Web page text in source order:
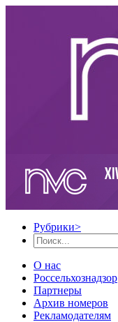
Рубрики>
О нас
Россельхознадзор
Партнеры
Архив номеров
Рекламодателям